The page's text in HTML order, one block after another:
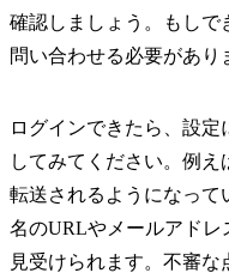
確認しましょう。もしで
問い合わせる必要があり
ログインできたら、設
してみてください。例
転送されるようになって
名のURLやメールアドレ
見受けられます。不審